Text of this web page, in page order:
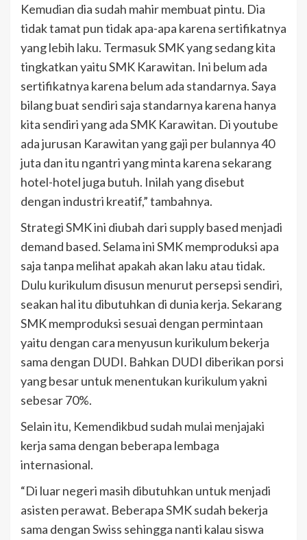
Kemudian dia sudah mahir membuat pintu. Dia
tidak tamat pun tidak apa-apa karena sertifikatnya
yang lebih laku. Termasuk SMK yang sedang kita
tingkatkan yaitu SMK Karawitan. Ini belum ada
sertifikatnya karena belum ada standarnya. Saya
bilang buat sendiri saja standarnya karena hanya
kita sendiri yang ada SMK Karawitan. Di youtube
ada jurusan Karawitan yang gaji per bulannya 40
juta dan itu ngantri yang minta karena sekarang
hotel-hotel juga butuh. Inilah yang disebut
dengan industri kreatif,” tambahnya.
Strategi SMK ini diubah dari supply based menjadi
demand based. Selama ini SMK memproduksi apa
saja tanpa melihat apakah akan laku atau tidak.
Dulu kurikulum disusun menurut persepsi sendiri,
seakan hal itu dibutuhkan di dunia kerja. Sekarang
SMK memproduksi sesuai dengan permintaan
yaitu dengan cara menyusun kurikulum bekerja
sama dengan DUDI. Bahkan DUDI diberikan porsi
yang besar untuk menentukan kurikulum yakni
sebesar 70%.
Selain itu, Kemendikbud sudah mulai menjajaki
kerja sama dengan beberapa lembaga
internasional.
“Di luar negeri masih dibutuhkan untuk menjadi
asisten perawat. Beberapa SMK sudah bekerja
sama dengan Swiss sehingga nanti kalau siswa